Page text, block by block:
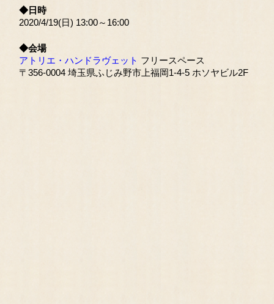
◆日時
2020/4/19(日) 13:00～16:00
◆会場
アトリエ・ハンドラヴェット フリースペース
〒356-0004 埼玉県ふじみ野市上福岡1-4-5 ホソヤビル2F